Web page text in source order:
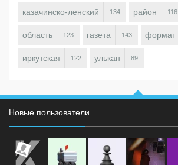
казачинско-ленский 134 район 116
область 123 газета 143 формат
иркутская 122 улькан 89
Новые пользователи